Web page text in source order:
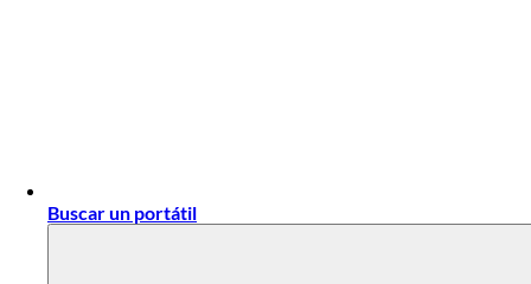
Buscar un portátil